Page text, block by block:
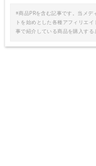
※商品PRを含む記事です。当メ
トを始めとした各種アフィリエ
事で紹介している商品を購入する